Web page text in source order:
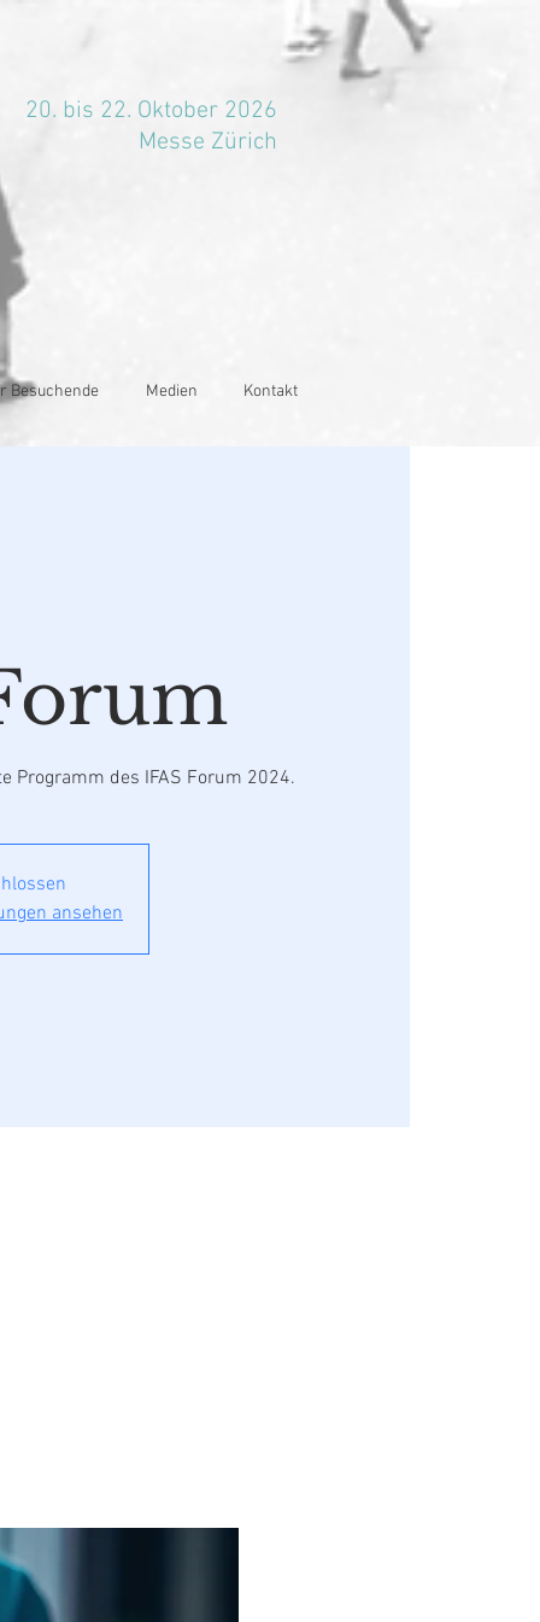
20. bis 22. Oktober 2026
Messe Zürich
Besuchende Medien Kontakt
Programm des IFAS Forum 2024.
ansehen